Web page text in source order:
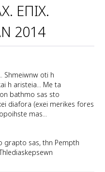
ΕΠΙΧ.
2014
Shmeiwnw oti h
h aristeia... Me ta
bathmo sas sto
diafora (exei merikes fores
mas...
grapto sas, thn Pempth